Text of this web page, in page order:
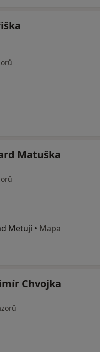
Matuška
Metují • Mapa
Chvojka